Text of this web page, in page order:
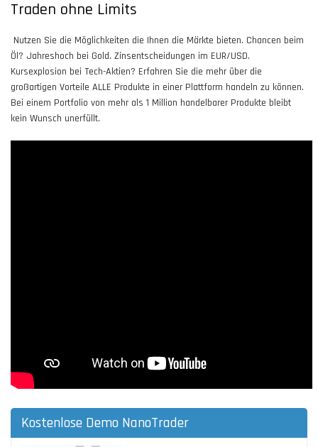
Traden ohne Limits
Nutzen Sie die Möglichkeiten die Ihnen die Märkte bieten. Chancen beim
Öl? Jahreshoch bei Gold. Zinsentscheidungen im EUR/USD.
Kursexplosion bei Tech-Aktien? Erfahren Sie die mehr über die
großartigen Vorteile ALLE Produkte in einer Plattform handeln zu können.
Bei einem Portfolio von mehr als 1 Million handelbarer Produkte bleibt
kein Wunsch unerfüllt.
Kostenlose Demo NanoTrader